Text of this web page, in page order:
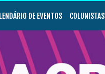
DE EVENTOS COLUNISTAS